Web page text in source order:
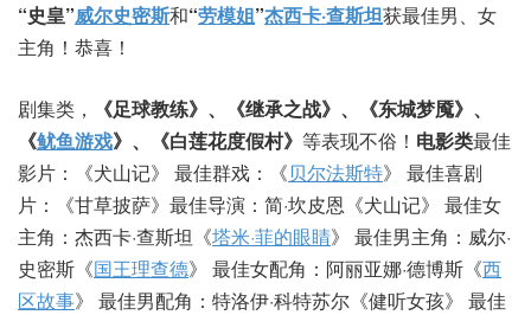
“史皇”威尔史密斯和“劳模姐”杰西卡·查斯坦获最佳男、女
主角！恭喜！
剧集类，
《足球教练》、《继承之战》、《东城梦魇》、
《鱿鱼游戏》、《白莲花度假村》 等表现不俗！ 电影类最佳
影片：《犬山记》 最佳群戏：《贝尔法斯特》 最佳喜剧
片：《甘草披萨》最佳导演：简·坎皮恩《犬山记》 最佳女
主角：杰西卡·查斯坦《塔米·菲的眼睛》 最佳男主角：威尔·
史密斯《国王理查德》 最佳女配角：阿丽亚娜·德博斯《西
区故事》 最佳男配角：特洛伊·科特苏尔《健听女孩》 最佳